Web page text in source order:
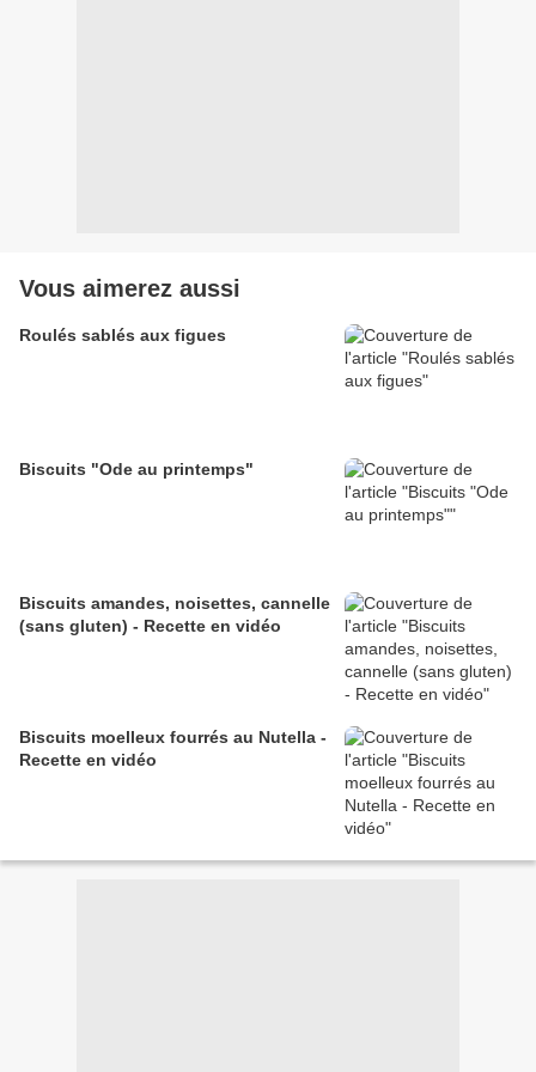
Vous aimerez aussi
Roulés sablés aux figues
Biscuits "Ode au printemps"
Biscuits amandes, noisettes, cannelle
(sans gluten) - Recette en vidéo
Biscuits moelleux fourrés au Nutella -
Recette en vidéo